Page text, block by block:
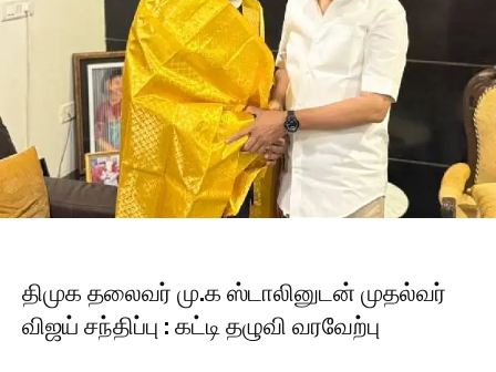
திமுக தலைவர் மு.க ஸ்டாலினுடன் முதல்வர்
விஜய் சந்திப்பு : கட்டி தழுவி வரவேற்பு